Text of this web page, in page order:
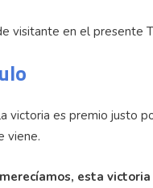
visitante en el presente
victoria es premio justo
viene.
esta